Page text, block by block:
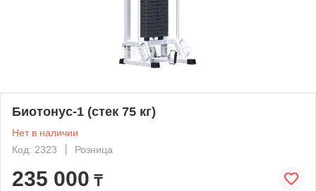
Биотонус-1 (стек 75 кг)
Нет в наличии
Код: 2323
Розница
235 000 ₸